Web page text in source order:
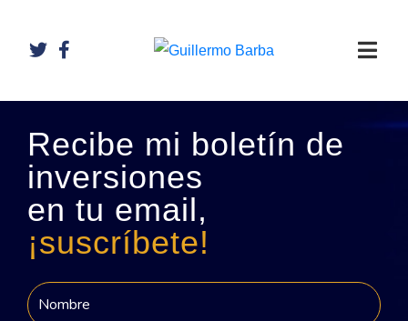
Recibe mi boletín de
inversiones
en tu email,
¡suscríbete!